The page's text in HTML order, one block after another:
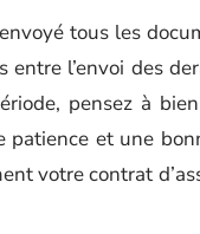
tous les
l’envoi des
pensez à
et une
votre contrat